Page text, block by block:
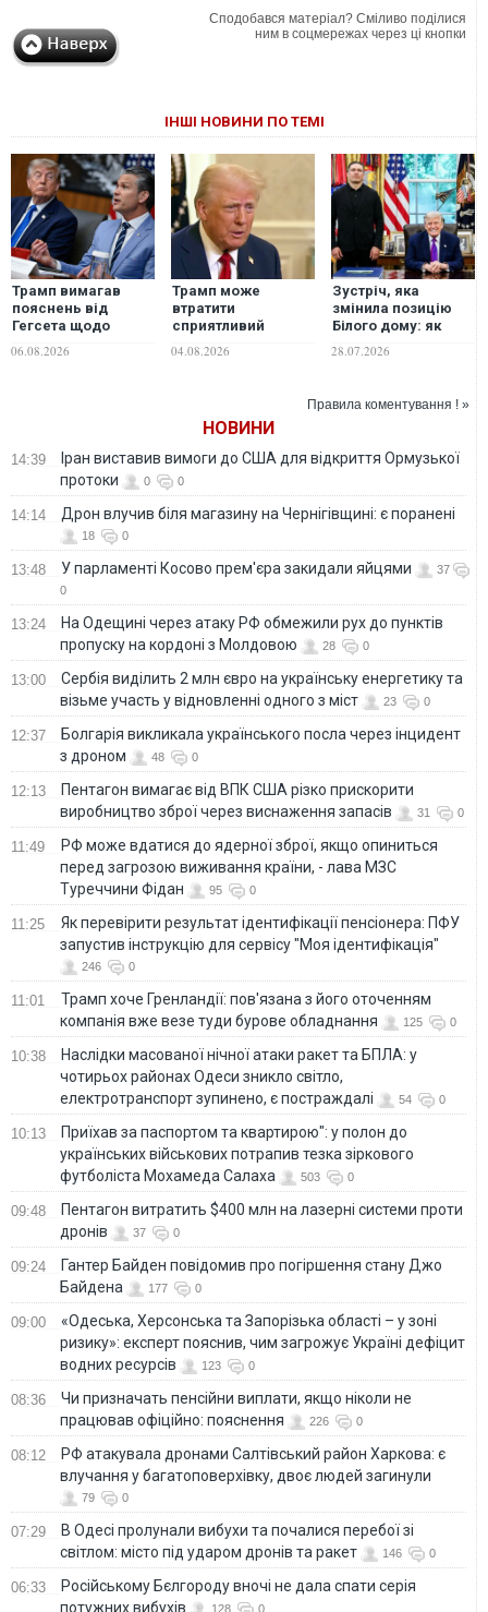
Сподобався матеріал? Сміливо поділися
ним в соцмережах через ці кнопки
ІНШІ НОВИНИ ПО ТЕМІ
Трамп вимагав
пояснень від
Гегсета щодо
дефіциту
боєприпасів, - ЗМІ
06.08.2026
Трамп може
втратити
сприятливий
момент для
завершення війни
04.08.2026
Зустріч, яка
змінила позицію
Білого дому: як
Усик сказав
Трампу, чим
відрізняються від
росіян
28.07.2026
Правила коментування ! »
НОВИНИ
14:39
Іран виставив вимоги до США для відкриття Ормузької
протоки
0 0
14:14 Дрон влучив біля магазину на Чернігівщині: є поранені
18 0
13:48 У парламенті Косово прем'єра закидали яйцями
37
0
13:24
На Одещині через атаку РФ обмежили рух до пунктів
пропуску на кордоні з Молдовою
28 0
13:00
Сербія виділить 2 млн євро на українську енергетику та
візьме участь у відновленні одного з міст
23 0
12:37
Болгарія викликала українського посла через інцидент
з дроном
48 0
12:13
Пентагон вимагає від ВПК США різко прискорити
виробництво зброї через виснаження запасів
31 0
11:49
РФ може вдатися до ядерної зброї, якщо опиниться
перед загрозою виживання країни, - лава МЗС
Туреччини Фідан
95 0
11:25
Як перевірити результат ідентифікації пенсіонера: ПФУ
запустив інструкцію для сервісу "Моя ідентифікація"
246 0
11:01
Трамп хоче Гренландії: пов'язана з його оточенням
компанія вже везе туди бурове обладнання
125 0
10:38
Наслідки масованої нічної атаки ракет та БПЛА: у
чотирьох районах Одеси зникло світло,
електротранспорт зупинено, є постраждалі
54 0
10:13
Приїхав за паспортом та квартирою": у полон до
українських військових потрапив тезка зіркового
футболіста Мохамеда Салаха
503 0
09:48
Пентагон витратить $400 млн на лазерні системи проти
дронів
37 0
09:24
Гантер Байден повідомив про погіршення стану Джо
Байдена
177 0
09:00
«Одеська, Херсонська та Запорізька області – у зоні
ризику»: експерт пояснив, чим загрожує Україні дефіцит
водних ресурсів
123 0
08:36
Чи призначать пенсійни виплати, якщо ніколи не
працював офіційно: пояснення
226 0
08:12
РФ атакувала дронами Салтівський район Харкова: є
влучання у багатоповерхівку, двоє людей загинули
79 0
07:29
В Одесі пролунали вибухи та почалися перебої зі
світлом: місто під ударом дронів та ракет
146 0
06:33
Російському Бєлгороду вночі не дала спати серія
потужних вибухів
128 0